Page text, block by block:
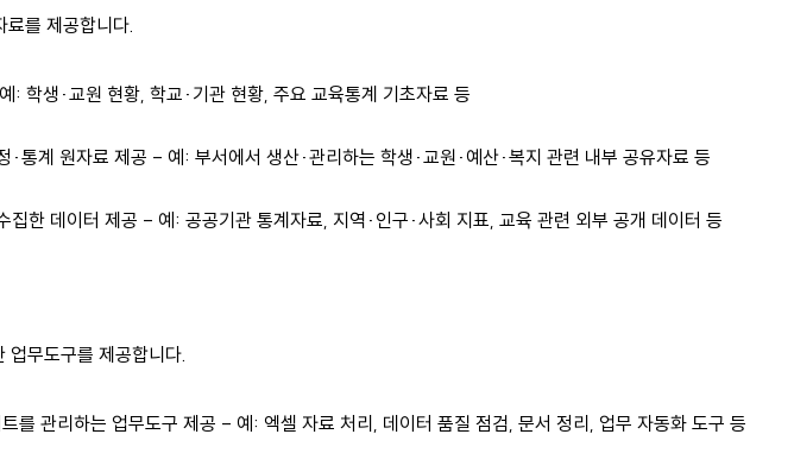
료를 제공합니다.
학생·교원 현황, 학교·기관 현황, 주요 교육통계 기초자료 등
통계 원자료 제공 - 예: 부서에서 생산·관리하는 학생·교원·예산·복지 관련 내부 공유자료 등
한 데이터 제공 - 예: 공공기관 통계자료, 지역·인구·사회 지표, 교육 관련 외부 공개 데이터 등
업무도구를 제공합니다.
를 관리하는 업무도구 제공 - 예: 엑셀 자료 처리, 데이터 품질 점검, 문서 정리, 업무 자동화 도구 등